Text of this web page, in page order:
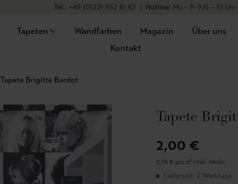
Tel.: +49 (0)221 932 81 82 | Hotline: Mo – Fr 9.15 – 13
Tapeten Wandfarben Magazin
Über uns
Kontakt
Tapete Brigitte Bardot
Tapete
2,00 €
0,38 € pro m² | inkl. MwSt.
Lieferzeit: 2 Werktage